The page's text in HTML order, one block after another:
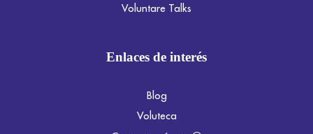
Voluntare Talks
Enlaces de interés
Blog
Voluteca